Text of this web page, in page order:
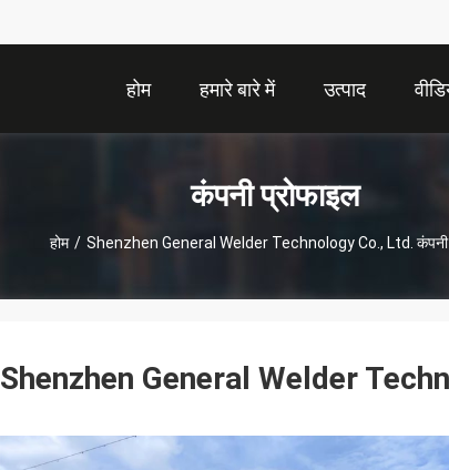
होम हमारे बारे में उत्पाद
कंपनी प्रोफाइल
होम / Shenzhen General Welder Technology Co., Ltd. कंपनी
Shenzhen General Welder